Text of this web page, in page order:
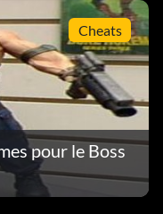
Cheats
pour le Boss